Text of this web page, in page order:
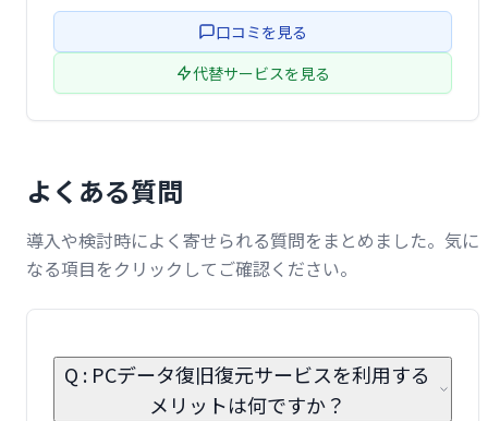
できます。紛失原因を問わず、3ステップの簡単操作でデ
口コミを見る
代替サービスを見る
よくある質問
導入や検討時によく寄せられる質問をまとめました。気に
なる項目をクリックしてご確認ください。
Q : PCデータ復旧復元サービスを利用する
メリットは何ですか？